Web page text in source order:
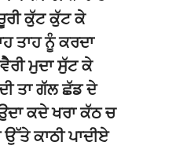
ਕੁੱਟ ਕੁੱਟ ਕੇ
ਤਾਹ ਨੂੰ ਕਰਦਾ
ਮੁਦਾ ਸੁੱਟ ਕੇ
ਤਾ ਗੱਲ ਛੱਡ ਦੇ
ਕਦੇ ਖਰਾ ਕੱਠ ਚ
ਕਾਠੀ ਪਾਦੀਏ